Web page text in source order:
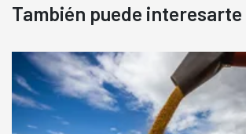
También puede interesarte